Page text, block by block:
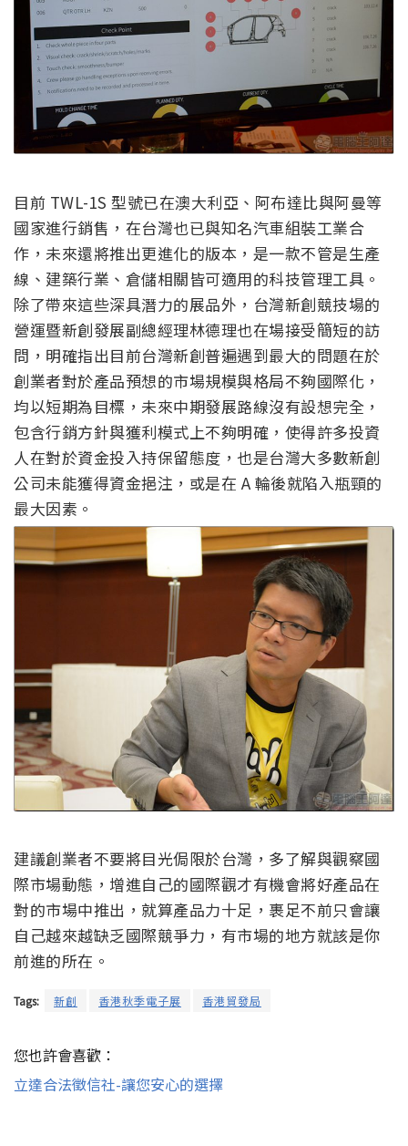
目前 TWL-1S 型號已在澳大利亞、阿布達比與阿曼等
國家進行銷售，在台灣也已與知名汽車組裝工業合
作，未來還將推出更進化的版本，是一款不管是生產
線、建築行業、倉儲相關皆可適用的科技管理工具。
除了帶來這些深具潛力的展品外，台灣新創競技場的
營運暨新創發展副總經理林德理也在場接受簡短的訪
問，明確指出目前台灣新創普遍遇到最大的問題在於
創業者對於產品預想的市場規模與格局不夠國際化，
均以短期為目標，未來中期發展路線沒有設想完全，
包含行銷方針與獲利模式上不夠明確，使得許多投資
人在對於資金投入持保留態度，也是台灣大多數新創
公司未能獲得資金挹注，或是在 A 輪後就陷入瓶頸的
最大因素。
建議創業者不要將目光侷限於台灣，多了解與觀察國
際市場動態，增進自己的國際觀才有機會將好產品在
對的市場中推出，就算產品力十足，裹足不前只會讓
自己越來越缺乏國際競爭力，有市場的地方就該是你
前進的所在。
Tags: 新創 香港秋季電子展 香港貿發局
您也許會喜歡：
立達合法徵信社-讓您安心的選擇